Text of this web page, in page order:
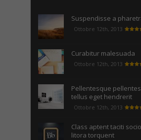
Suspendisse a
Ottobre 12th, 2013
Curabitur malesuada
Ottobre 12th, 2013
Pellentesque
tellus eget hendrerit
Ottobre 12th, 2013
Class aptent taciti
litora torquent